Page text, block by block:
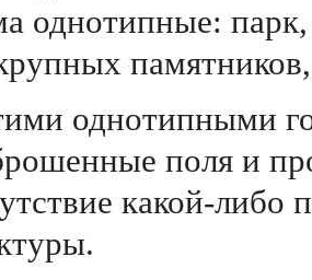
однотипные:
однотипными
поля и
какой-либо